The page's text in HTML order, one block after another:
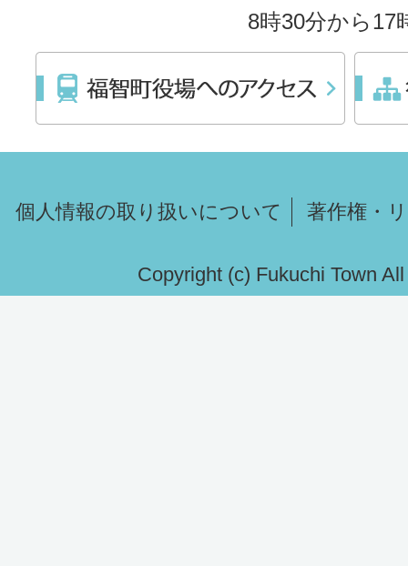
8時30分から17
個人情報の取り扱いについて 著作権・
Copyright (c) Fukuchi Town